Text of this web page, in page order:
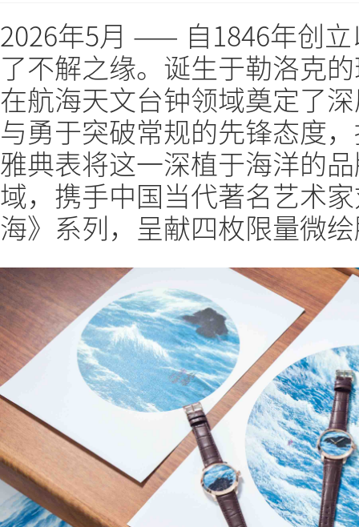
2026年5月 —— 自1846年创
了不解之缘。诞生于勒洛克
在航海天文台钟领域奠定了
与勇于突破常规的先锋态度
雅典表将这一深植于海洋的
域，携手中国当代著名艺术
海》系列，呈献四枚限量微